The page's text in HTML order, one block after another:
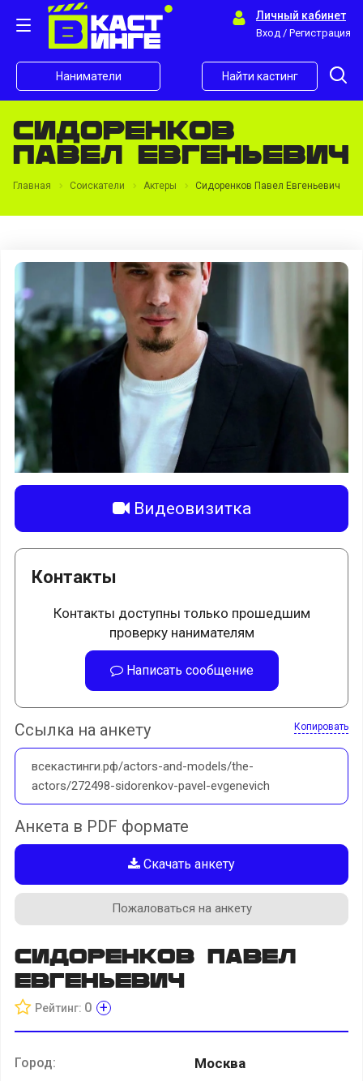
Личный кабинет
Вход / Регистрация
Наниматели Найти кастинг
Сидоренков
Павел Евгеньевич
Главная Соискатели Актеры Сидоренков Павел Евгеньевич
Видеовизитка
Контакты
Контакты доступны только прошедшим
проверку нанимателям
Написать сообщение
Ссылка на анкету Копировать
всекастинги.рф/actors-and-models/the-
actors/272498-sidorenkov-pavel-evgenevich
Анкета в PDF формате
Скачать анкету
Пожаловаться на анкету
Сидоренков Павел
Евгеньевич
Рейтинг: 0 +
Город: Москва